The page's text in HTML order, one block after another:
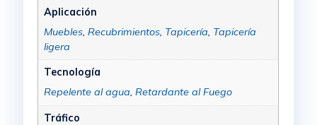
Aplicación
Muebles, Recubrimientos, Tapicería, Tapicería
ligera
Tecnología
Repelente al agua, Retardante al Fuego
Tráfico